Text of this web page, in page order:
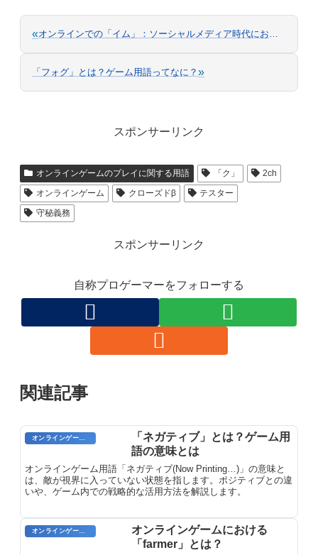
« オンラインでの「イム」：ソーシャルメディア時代における評判
「フォグ」とは？ゲーム用語ってなに？ »
スポンサーリンク
オンラインゲームのプレイに関する用語 「ク」
2ch
オンラインゲーム
クローズドβ
テスター
守秘義務
スポンサーリンク
自称プロゲーマーをフォローする
関連記事
オンラインゲームのプレイに関する用語
「ネガティブ」とは？ゲーム用
語の意味とは
オンラインゲーム用語「ネガティブ(Now Printing…)」の意味と
は、敵が視界に入っていない状態を指します。ポジティブとの違
いや、ゲーム内での戦略的な活用方法を解説します。
オンラインゲームにおける
「farmer」とは？